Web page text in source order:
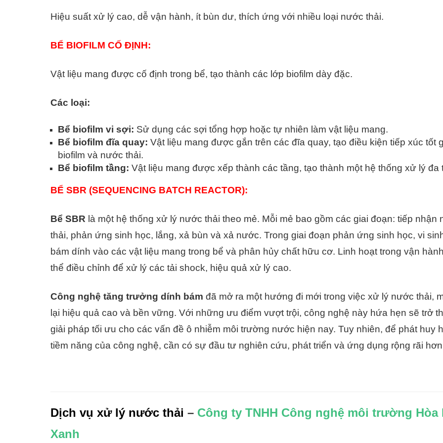
Hiệu suất xử lý cao, dễ vận hành, ít bùn dư, thích ứng với nhiều loại nước thải.
BỂ BIOFILM CỐ ĐỊNH:
Vật liệu mang được cố định trong bể, tạo thành các lớp biofilm dày đặc.
Các loại:
Bể biofilm vi sợi: Sử dụng các sợi tổng hợp hoặc tự nhiên làm vật liệu mang.
Bể biofilm đĩa quay: Vật liệu mang được gắn trên các đĩa quay, tạo điều kiện tiếp xúc tốt
biofilm và nước thải.
Bể biofilm tầng: Vật liệu mang được xếp thành các tầng, tạo thành một hệ thống xử lý đa
BỂ SBR (SEQUENCING BATCH REACTOR):
Bể SBR là một hệ thống xử lý nước thải theo mẻ. Mỗi mẻ bao gồm các giai đoạn: tiếp nhận
thải, phản ứng sinh học, lắng, xả bùn và xả nước. Trong giai đoạn phản ứng sinh học, vi
bám dính vào các vật liệu mang trong bể và phân hủy chất hữu cơ. Linh hoạt trong vận
thể điều chỉnh để xử lý các tải shock, hiệu quả xử lý cao.
Công nghệ tăng trưởng dính bám đã mở ra một hướng đi mới trong việc xử lý nước thải,
lại hiệu quả cao và bền vững. Với những ưu điểm vượt trội, công nghệ này hứa hẹn sẽ trở
giải pháp tối ưu cho các vấn đề ô nhiễm môi trường nước hiện nay. Tuy nhiên, để phát huy
tiềm năng của công nghệ, cần có sự đầu tư nghiên cứu, phát triển và ứng dụng rộng rãi
Dịch vụ xử lý nước thải – Công ty TNHH Công nghệ môi trường Hòa
Xanh